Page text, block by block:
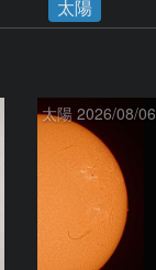
太陽
太陽 2026/08/06